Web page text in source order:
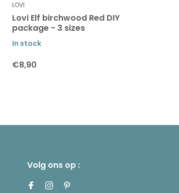
LOVI
Lovi Elf birchwood Red DIY
package - 3 sizes
In stock
€8,90
Volg ons op :